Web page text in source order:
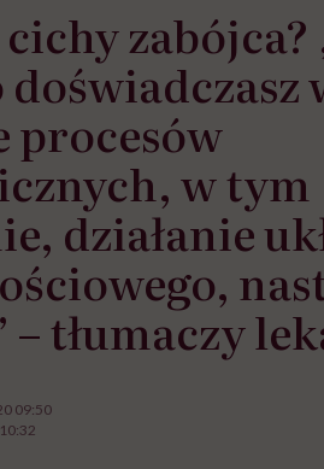
zabójca?
procesów
w tym
działanie
– tłumaczy
09:50